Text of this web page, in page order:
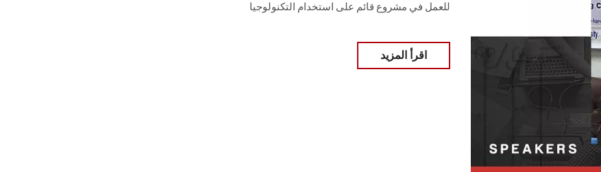
للعمل في مشروع قائم على استخدام التكنولوجيا
اقرأ المزيد